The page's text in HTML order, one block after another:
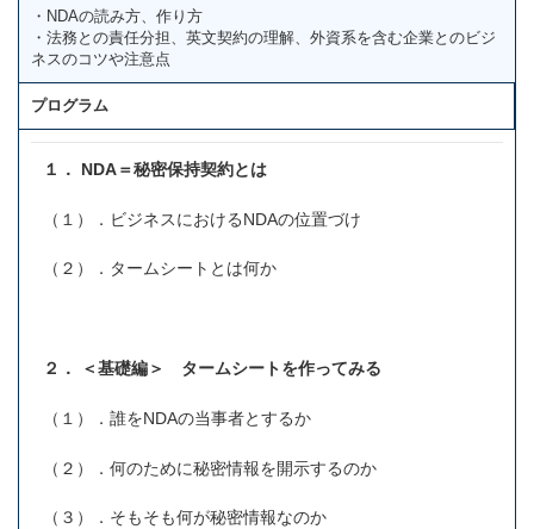
・NDAの読み方、作り方
・法務との責任分担、英文契約の理解、外資系を含む企業とのビジ
ネスのコツや注意点
プログラム
１． NDA＝秘密保持契約とは
（１）．ビジネスにおけるNDAの位置づけ
（２）．タームシートとは何か
２． ＜基礎編＞ タームシートを作ってみる
（１）．誰をNDAの当事者とするか
（２）．何のために秘密情報を開示するのか
（３）．そもそも何が秘密情報なのか